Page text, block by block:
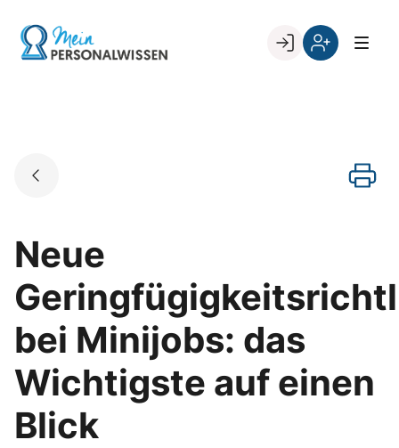
content
Go to landing page.
Neue
bei Minijobs: das
Wichtigste auf einen
Blick